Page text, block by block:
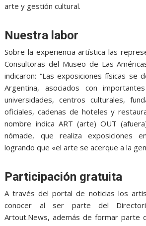
arte y gestión cultural.
Nuestra labor
Sobre la experiencia artística las
Consultoras del Museo de Las
indicaron: “Las exposiciones físicas se
Argentina, asociados con
universidades, centros culturales,
oficiales, cadenas de hoteles y
nombre indica ART (arte) OUT
nómade, que realiza exposiciones
logrando que «el arte se acerque a la
Participación gratuita
A través del portal de noticias los
conocer al ser parte del
Artout.News, además de formar parte